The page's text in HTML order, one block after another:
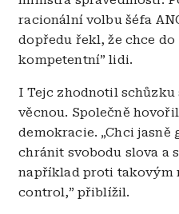
racionální volbu šéfa
dopředu řekl, že chce
kompetentní” lidi.
I Tejc zhodnotil schůzku
věcnou. Společně
demokracie. „Chci jasně
chránit svobodu slova a
například proti takovým
control,” přiblížil.